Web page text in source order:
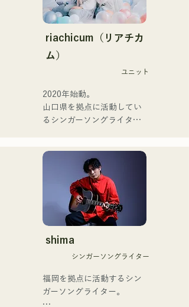
【NEW SINGLE】
2025년 6월 25일에 신곡
「세계는 사랑이야」를 릴리
스.
現在はLOVE FMの"music
×serendipity"でラジオDJを
務める。
デルやタレントとしても活
躍中。世界的有名なオーデ
ゴットタレント」で日本人
の芸人史上初のゴールデン
ブザーを獲得し、その後ス
もゴールデンブザーを獲得
した、ノボせもんなべの応
援歌「ゴールデンブザー」
や、アメリカ留学時代の心
友とコライトした本格的カ
ントリーソング「Life Goes
それらの楽曲を揃えた自身
初のフルアルバム「ONE
2025.12.31にリリースし、
iTunesカントリーアルバム
riachicum（リアチカ
ム）
ユニット
2020年始動。
山口県を拠点に活動してい
るシンガーソングライター
ユニット
コロナ禍に入り、音楽で山
口県を盛り上げたいという
思いからユニットを始動。
当初は動画配信サイトでの
活動のみだったが、2020年
12月より、山口県の地元イ
地元音楽イベントやライブ
ハウスを中心にパフォーマ
ンスをしている。
shima
シンガーソングライター
福岡を拠点に活動するシン
ガーソングライター。